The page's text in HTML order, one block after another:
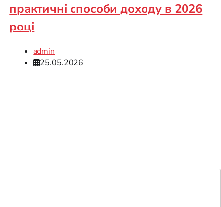
практичні способи доходу в 2026
році
admin
25.05.2026